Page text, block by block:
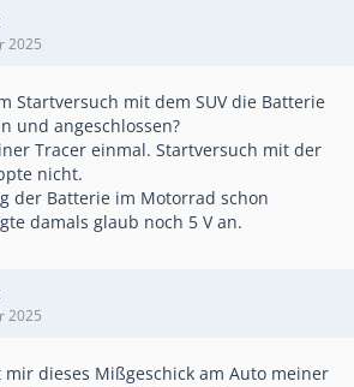
2025
Startversuch mit dem SUV die Batterie
und angeschlossen?
Tracer einmal. Startversuch mit der
nicht.
der Batterie im Motorrad schon
damals glaub noch 5 V an.
2025
mir dieses Mißgeschick am Auto meiner